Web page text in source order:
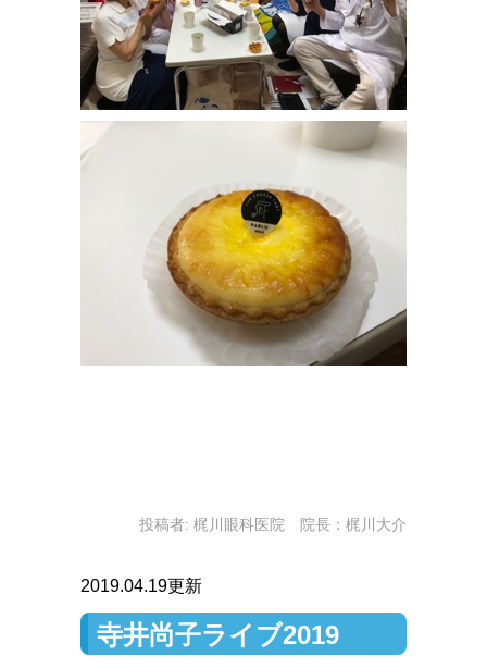
投稿者: 梶川眼科医院 院長：梶川大介
2019.04.19更新
寺井尚子ライブ2019